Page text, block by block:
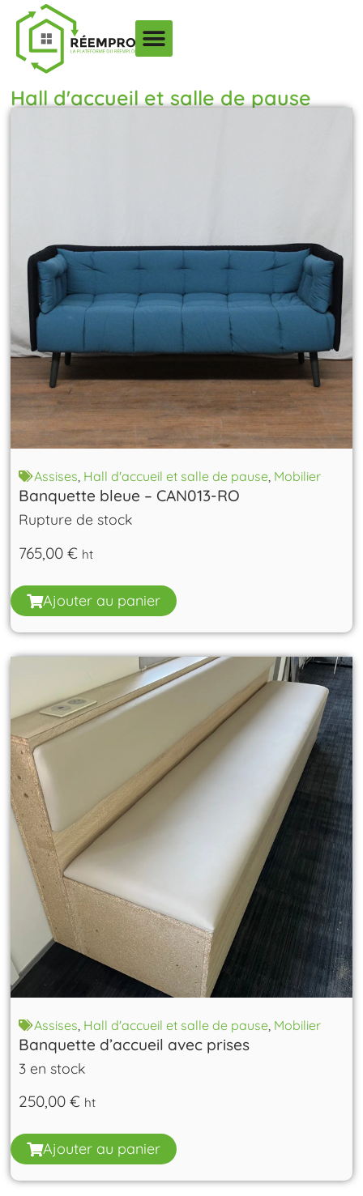
Hall d'accueil et salle de pause
Assises, Hall d'accueil et salle de pause, Mobilier
Banquette bleue – CAN013-RO
Rupture de stock
765,00€ ht
Ajouter au panier
Assises Hall d'accueil et salle de pause Mobilier
Banquette d’accueil avec prises
3 en stock
250,00€ ht
Ajouter au panier